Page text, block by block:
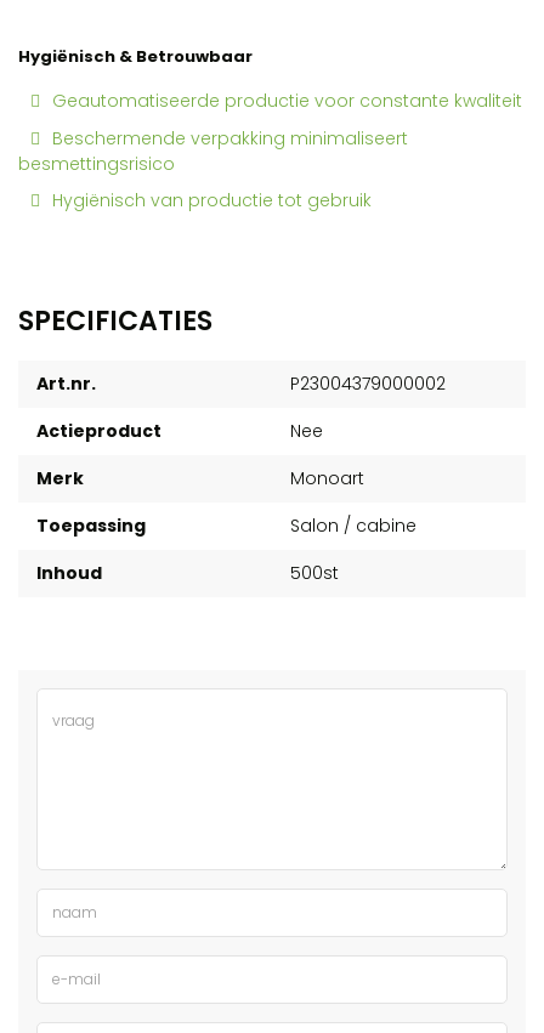
Hygiënisch & Betrouwbaar
Geautomatiseerde productie voor constante kwaliteit
Beschermende verpakking minimaliseert
besmettingsrisico
Hygiënisch van productie tot gebruik
SPECIFICATIES
Art.nr.
P23004379000002
Actieproduct
Nee
Merk
Monoart
Toepassing
Salon / cabine
Inhoud
500st